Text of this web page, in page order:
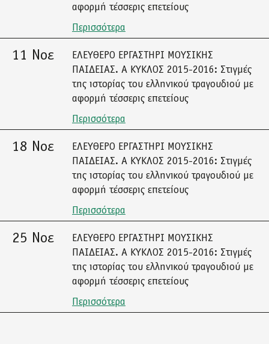
αφορμή τέσσερις επετείους
Περισσότερα
11 Νοε
ΕΛΕΥΘΕΡΟ ΕΡΓΑΣΤΗΡΙ ΜΟΥΣΙΚΗΣ
ΠΑΙΔΕΙΑΣ. Α ΚΥΚΛΟΣ 2015-2016: Στιγμές
της ιστορίας του ελληνικού τραγουδιού με
αφορμή τέσσερις επετείους
Περισσότερα
18 Νοε
ΕΛΕΥΘΕΡΟ ΕΡΓΑΣΤΗΡΙ ΜΟΥΣΙΚΗΣ
ΠΑΙΔΕΙΑΣ. Α ΚΥΚΛΟΣ 2015-2016: Στιγμές
της ιστορίας του ελληνικού τραγουδιού με
αφορμή τέσσερις επετείους
Περισσότερα
25 Νοε
ΕΛΕΥΘΕΡΟ ΕΡΓΑΣΤΗΡΙ ΜΟΥΣΙΚΗΣ
ΠΑΙΔΕΙΑΣ. Α ΚΥΚΛΟΣ 2015-2016: Στιγμές
της ιστορίας του ελληνικού τραγουδιού με
αφορμή τέσσερις επετείους
Περισσότερα